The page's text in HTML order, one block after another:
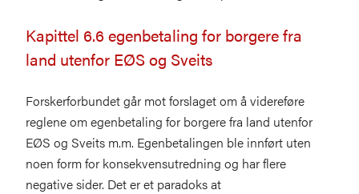
Kapittel 6.6 egenbetaling for borgere fra
land utenfor EØS og Sveits
Forskerforbundet går mot forslaget om å videreføre
reglene om egenbetaling for borgere fra land utenfor
EØS og Sveits m.m. Egenbetalingen ble innført uten
noen form for konsekvensutredning og har flere
negative sider. Det er et paradoks at